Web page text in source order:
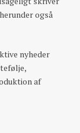
også
nyheder
af